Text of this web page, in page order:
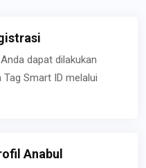
dapat dilakukan
Smart ID melalui
Anabul